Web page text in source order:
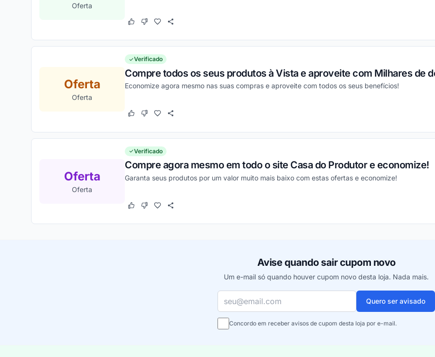
Oferta
Este cupom funcionou
Este cupom não funcionou
Oferta
Oferta
Verificado
Compre todos os seus produtos à Vista e aproveite com Milhares de
Economize agora mesmo nas suas compras e aproveite com todos os seus benefícios!
Este cupom funcionou
Este cupom não funcionou
Oferta
Oferta
Verificado
Compre agora mesmo em todo o site Casa do Produtor e economize!
Garanta seus produtos por um valor muito mais baixo com estas ofertas e economize!
Este cupom funcionou
Este cupom não funcionou
Avise quando sair cupom novo
Um e-mail só quando houver cupom novo desta loja. Nada mais.
Quero ser avisado
Concordo em receber avisos de cupom desta loja por e-mail.